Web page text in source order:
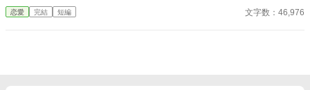
にしてほしい」 ある日突然、侯爵令嬢エバンジェリンは婚約者ア
ダムスに一方的に婚約破棄される。破局に追い込んだのは婚約者
恋愛 完結 短編 文字数：46,976